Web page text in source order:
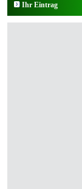
Ihr Eintrag